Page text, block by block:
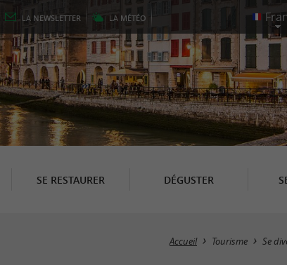
LA NEWSLETTER LA MÉTÉO
SE RESTAURER DÉGUSTER
Accueil Tourisme Se